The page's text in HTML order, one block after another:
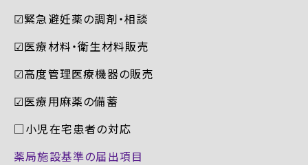
☑︎緊急避妊薬の調剤・相談
☑︎医療材料・衛生材料販売
☑︎高度管理医療機器の販売
☑︎医療用麻薬の備蓄
□小児在宅患者の対応
薬局施設基準の届出項目